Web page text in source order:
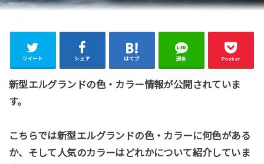
ツイート シェア はてブ 送る Pocket
新型エルグランドの色・カラー情報が公開されていま
す。
こちらでは新型エルグランドの色・カラーに何色がある
か、そして人気のカラーはどれかについて紹介していま